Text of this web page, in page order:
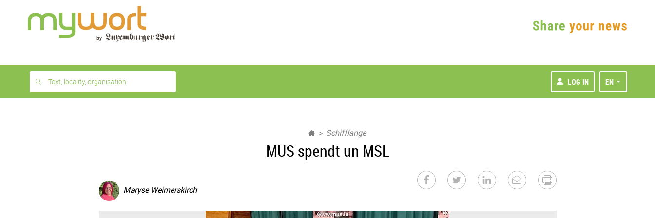
month
free
Text, locality, organisation LOG IN EN
Schifflange
MUS spendt un MSL
Maryse Weimerskirch